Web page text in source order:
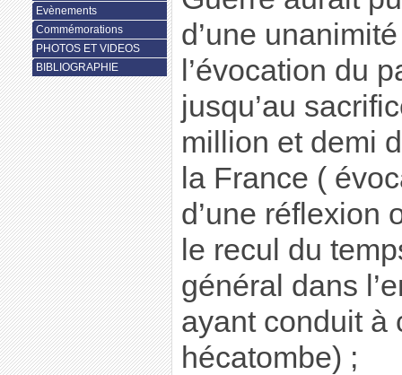
d’une
l’évocation du
jusqu’au
million et demi
la France (
d’une réflexion
le recul du
général dans
ayant conduit à
hécatombe) ;
Evènements
Commémorations
PHOTOS ET VIDEOS
BIBLIOGRAPHIE